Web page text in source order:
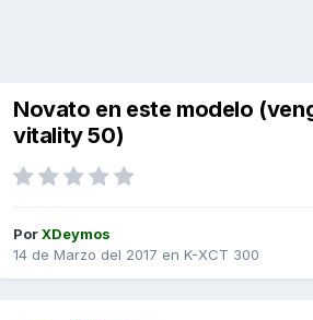
Novato en este modelo
vitality 50)
PorXDeymos
14 de Marzo del 2017 en K-XCT 300